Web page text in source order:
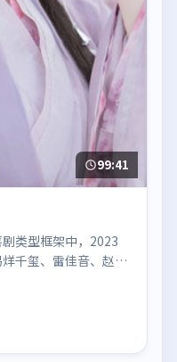
99:41
类型框架中，2023
千玺、雷佳音、赵丽
偏法国都市与冷色调